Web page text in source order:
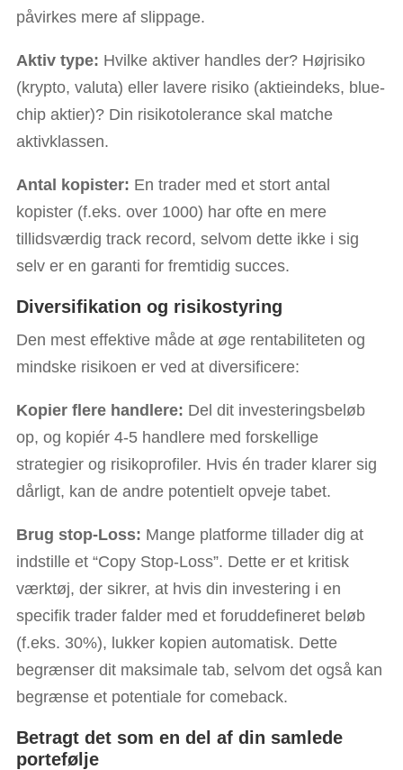
påvirkes mere af slippage.
Aktiv type: Hvilke aktiver handles der? Højrisiko
(krypto, valuta) eller lavere risiko (aktieindeks, blue-
chip aktier)? Din risikotolerance skal matche
aktivklassen.
Antal kopister: En trader med et stort antal
kopister (f.eks. over 1000) har ofte en mere
tillidsværdig track record, selvom dette ikke i sig
selv er en garanti for fremtidig succes.
Diversifikation og risikostyring
Den mest effektive måde at øge rentabiliteten og
mindske risikoen er ved at diversificere:
Kopier flere handlere: Del dit investeringsbeløb
op, og kopiér 4-5 handlere med forskellige
strategier og risikoprofiler. Hvis én trader klarer sig
dårligt, kan de andre potentielt opveje tabet.
Brug stop-Loss: Mange platforme tillader dig at
indstille et “Copy Stop-Loss”. Dette er et kritisk
værktøj, der sikrer, at hvis din investering i en
specifik trader falder med et foruddefineret beløb
(f.eks. 30%), lukker kopien automatisk. Dette
begrænser dit maksimale tab, selvom det også kan
begrænse et potentiale for comeback.
Betragt det som en del af din samlede
portefølje